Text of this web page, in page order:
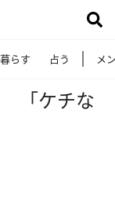
暮らす 占う メ
「ケチな